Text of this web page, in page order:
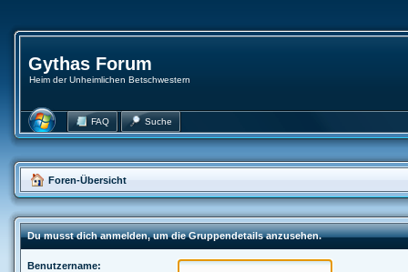
Gythas Forum
Heim der Unheimlichen Betschwestern
FAQ Suche
Foren-Übersicht
Du musst dich anmelden, um die Gruppendetails anzusehen.
Benutzername: